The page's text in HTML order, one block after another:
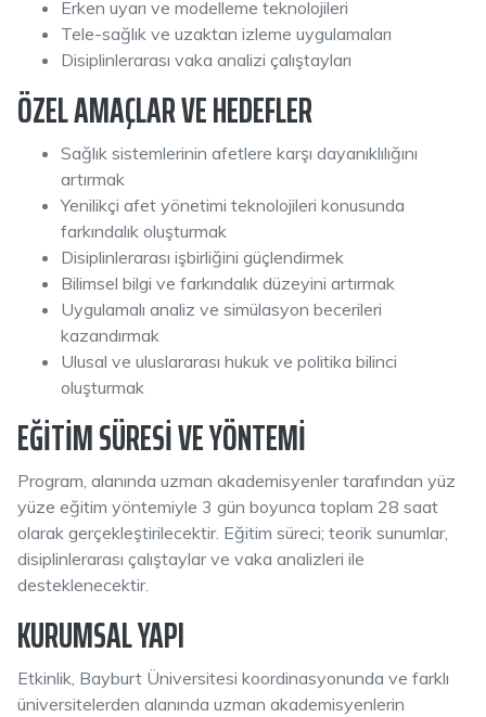
Erken uyarı ve modelleme teknolojileri
Tele-sağlık ve uzaktan izleme uygulamaları
Disiplinlerarası vaka analizi çalıştayları
ÖZEL AMAÇLAR VE HEDEFLER
Sağlık sistemlerinin afetlere karşı dayanıklılığını
artırmak
Yenilikçi afet yönetimi teknolojileri konusunda
farkındalık oluşturmak
Disiplinlerarası işbirliğini güçlendirmek
Bilimsel bilgi ve farkındalık düzeyini artırmak
Uygulamalı analiz ve simülasyon becerileri
kazandırmak
Ulusal ve uluslararası hukuk ve politika bilinci
oluşturmak
EĞITIM SÜRESI VE YÖNTEMI
Program, alanında uzman akademisyenler tarafından yüz
yüze eğitim yöntemiyle 3 gün boyunca toplam 28 saat
olarak gerçekleştirilecektir. Eğitim süreci; teorik sunumlar,
disiplinlerarası çalıştaylar ve vaka analizleri ile
desteklenecektir.
KURUMSAL YAPI
Etkinlik, Bayburt Üniversitesi koordinasyonunda ve farklı
üniversitelerden alanında uzman akademisyenlerin